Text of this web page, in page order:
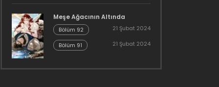
Meşe Ağacının Altında
Bölüm 92 21 Şubat 2024
Bölüm 91 21 Şubat 2024